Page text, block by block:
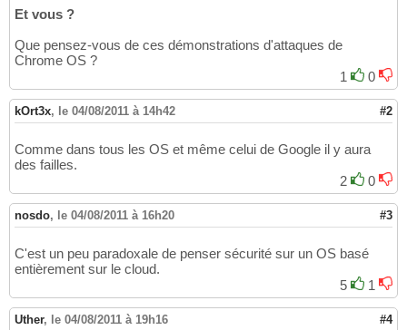
Et vous ?
Que pensez-vous de ces démonstrations d'attaques de
Chrome OS ?
1
0
kOrt3x, le 04/08/2011 à 14h42 #2
Comme dans tous les OS et même celui de Google il y aura
des failles.
2
0
nosdo, le 04/08/2011 à 16h20 #3
C'est un peu paradoxale de penser sécurité sur un OS basé
entièrement sur le cloud.
5
1
Uther, le 04/08/2011 à 19h16 #4